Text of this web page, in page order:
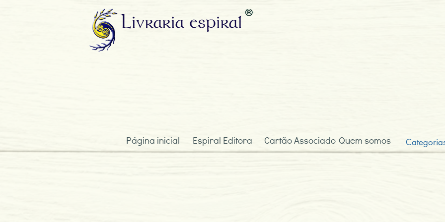
Livraria espiral
Página inicial Espiral Editora Cartão Associado Quem somos